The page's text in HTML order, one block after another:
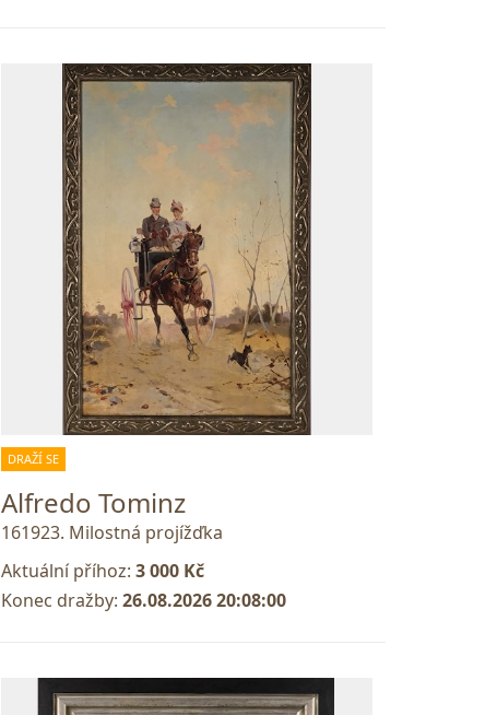
DRAŽÍ SE
Alfredo Tominz
161923. Milostná projížďka
Aktuální příhoz: 3 000 Kč
Konec dražby: 26.08.2026 20:08:00